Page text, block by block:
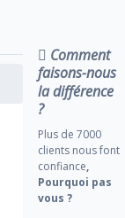
Comment
faisons-nous
la différence
?
Plus de 7000
clients nous font
confiance,
Pourquoi pas
vous ?